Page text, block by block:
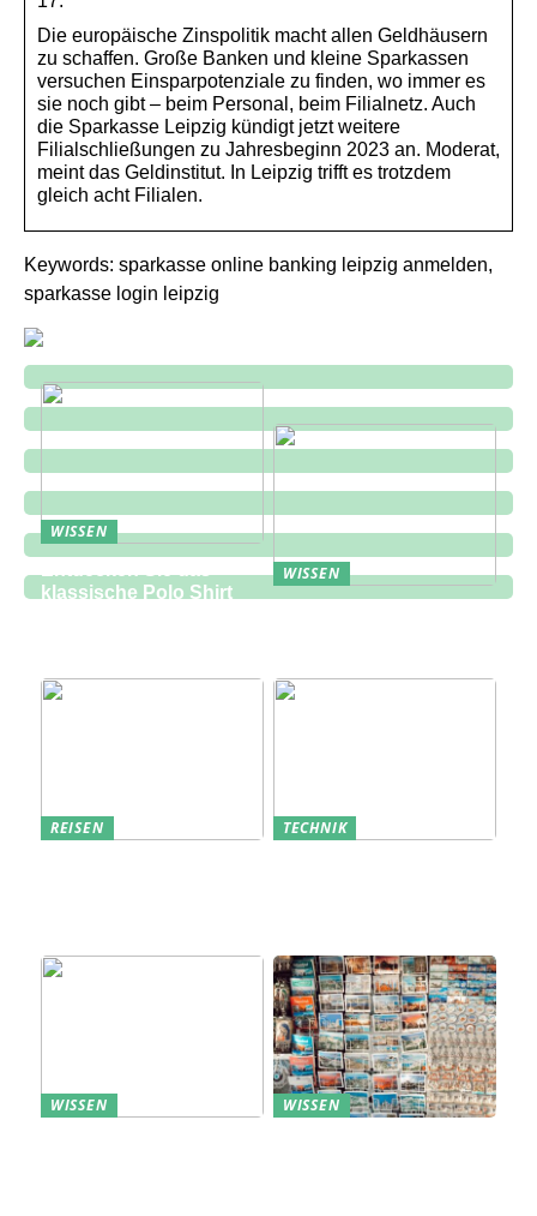
Die europäische Zinspolitik macht allen Geldhäusern
zu schaffen. Große Banken und kleine Sparkassen
versuchen Einsparpotenziale zu finden, wo immer es
sie noch gibt – beim Personal, beim Filialnetz. Auch
die Sparkasse Leipzig kündigt jetzt weitere
Filialschließungen zu Jahresbeginn 2023 an. Moderat,
meint das Geldinstitut. In Leipzig trifft es trotzdem
gleich acht Filialen.
Keywords: sparkasse online banking leipzig anmelden,
sparkasse login leipzig
WISSEN
klassische Polo Shirt
WISSEN
REISEN
TECHNIK
WISSEN
WISSEN